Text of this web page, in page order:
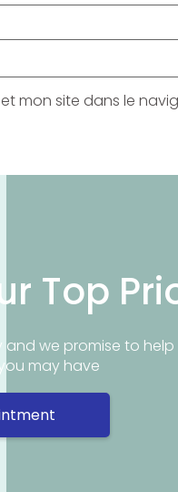
mon site dans le
Top
we promise to help
may have